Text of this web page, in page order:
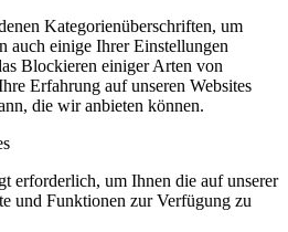
Kategorienüberschriften, um
auch einige Ihrer Einstellungen
Blockieren einiger Arten von
Erfahrung auf unseren Websites
die wir anbieten können.
erforderlich, um Ihnen die auf unserer
und Funktionen zur Verfügung zu